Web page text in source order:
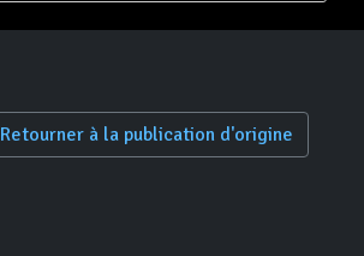
Retourner à la publication d'origine